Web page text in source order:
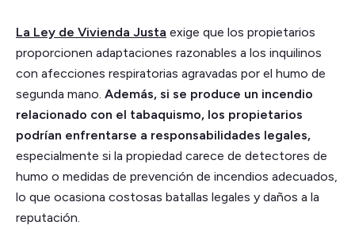
La Ley de Vivienda Justa exige que los propietarios
proporcionen adaptaciones razonables a los inquilinos
con afecciones respiratorias agravadas por el humo de
segunda mano. Además, si se produce un incendio
relacionado con el tabaquismo, los propietarios
podrían enfrentarse a responsabilidades legales,
especialmente si la propiedad carece de detectores de
humo o medidas de prevención de incendios adecuados,
lo que ocasiona costosas batallas legales y daños a la
reputación.